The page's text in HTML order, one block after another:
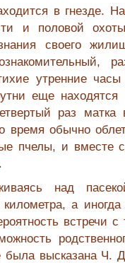
в гнезде.
и половой
своего
утренние часы
еще находятся
раз
время обыч­но
пче­лы, и вместе
над
а
встречи
высказана Ч.